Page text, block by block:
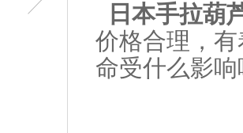
日本手拉葫
价格合理，
命受什么影响